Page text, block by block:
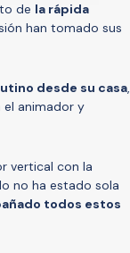
de la rápida
han tomado sus
desde su casa,
animador y
vertical con la
no ha estado sola
todos estos